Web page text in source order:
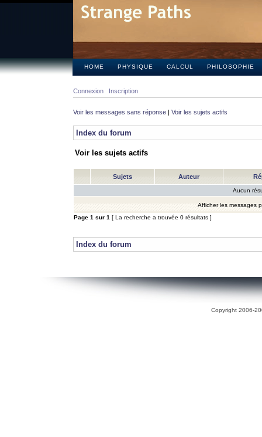
HOME PHYSIQUE CALCUL PHILOSOPHIE
Connexion Inscription
Voir les messages sans réponse | Voir les sujets actifs
Index du forum
Voir les sujets actifs
Sujets Auteur
Aucun
Afficher les messages
Page 1 sur 1 [ La recherche a trouvée 0 résultats ]
Index du forum
Copyright 2006-